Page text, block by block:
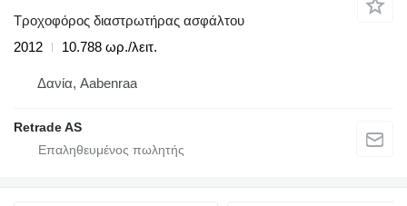
Τροχοφόρος διαστρωτήρας ασφάλτου
2012
10.788 ωρ./λειτ.
Δανία, Aabenraa
Retrade AS